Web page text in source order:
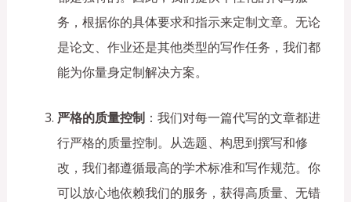
务，根据你的具体要求和指示来定制文章。无论
是论文、作业还是其他类型的写作任务，我们都
能为你量身定制解决方案。
严格的质量控制：我们对每一篇代写的文章都进
行严格的质量控制。从选题、构思到撰写和修
改，我们都遵循最高的学术标准和写作规范。你
可以放心地依赖我们的服务，获得高质量、无错